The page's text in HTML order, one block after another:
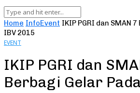
Home InfoEvent IKIP PGRI dan SMAN
IBV 2015
EVENT
IKIP PGRI dan
Berbagi Gelar